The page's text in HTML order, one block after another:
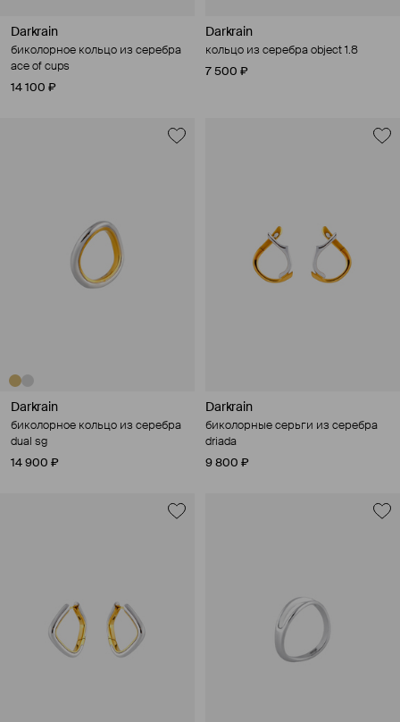
Darkrain
биколорное кольцо из серебра
ace of cups
14 100 ₽
Darkrain
кольцо из серебра object 1.8
7 500 ₽
Darkrain
биколорное кольцо из серебра
dual sg
14 900 ₽
Darkrain
биколорные серьги из серебра
driada
9 800 ₽